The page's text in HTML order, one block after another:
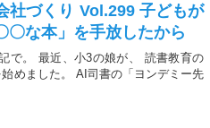
社づくり Vol.299 子どもが
〇な本」を手放したから
で。 最近、小3の娘が、 読書教育の
めました。 AI司書の「ヨンデミー先